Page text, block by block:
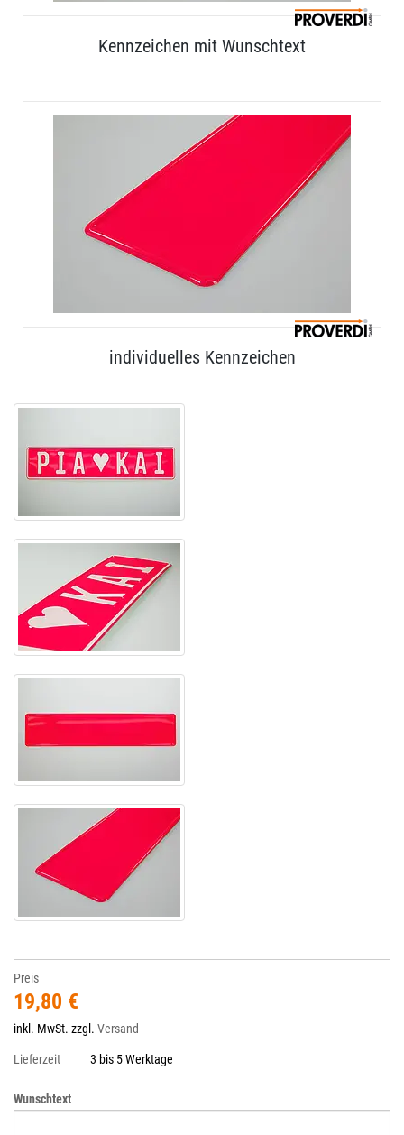
Kennzeichen mit Wunschtext
individuelles Kennzeichen
Preis
19,80 €
inkl. MwSt. zzgl. Versand
Lieferzeit 3 bis 5 Werktage
Wunschtext